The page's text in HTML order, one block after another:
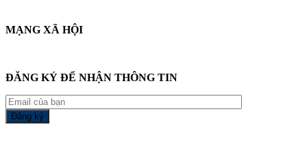
MẠNG XÃ HỘI
ĐĂNG KÝ ĐỂ NHẬN THÔNG TIN